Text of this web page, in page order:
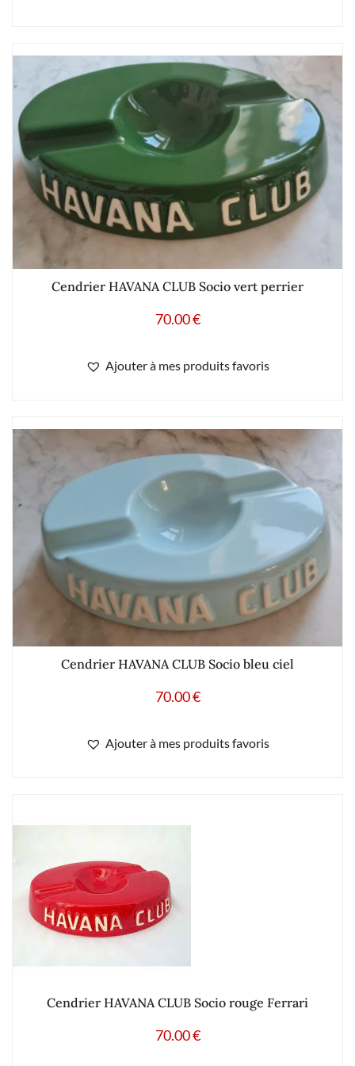
Cendrier HAVANA CLUB Socio vert perrier
70.00€
Ajouter à mes produits favoris
Cendrier HAVANA CLUB Socio bleu ciel
70.00€
Ajouter à mes produits favoris
Cendrier HAVANA CLUB Socio rouge Ferrari
70.00€